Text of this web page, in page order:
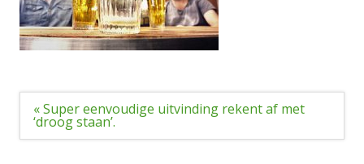
Bericht
navigatie
« Super eenvoudige uitvinding rekent af met
‘droog staan’.